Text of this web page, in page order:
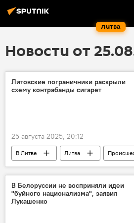
Литва
Новости от
Литовские пограничники раскрыли
схему контрабанды сигарет
25 августа 2025, 20:12
В Литве Литва
контрабанда
контрабанда
сигареты
белорусские сигареты
пограничники
В Белоруссии не восприняли идеи
"буйного национализма", заявил
Лукашенко